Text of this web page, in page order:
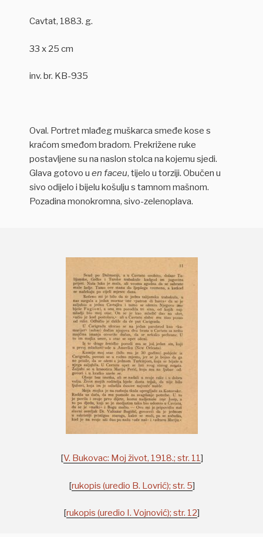
Cavtat, 1883. g.
33 x 25 cm
inv. br. KB-935
Oval. Portret mlađeg muškarca smeđe kose s
kraćom smeđom bradom. Prekrižene ruke
postavljene su na naslon stolca na kojemu sjedi.
Glava gotovo u en faceu, tijelo u torziji. Obučen u
sivo odijelo i bijelu košulju s tamnom mašnom.
Pozadina monokromna, sivo-zelenoplava.
[V. Bukovac: Moj život, 1918.; str. 11]
[rukopis (uredio B. Lovrić); str. 5]
[rukopis (uredio I. Vojnović); str. 12]